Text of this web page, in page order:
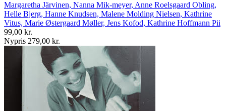
Margaretha Järvinen, Nanna Mik-meyer, Anne Roelsgaard Obling,
Helle Bjerg, Hanne Knudsen, Malene Molding Nielsen, Kathrine
Vitus, Marie Østergaard Møller, Jens Kofod, Kathrine Hoffmann Pii
99,00 kr.
Nypris 279,00 kr.